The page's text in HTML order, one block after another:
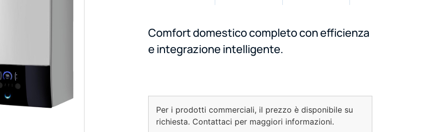
Comfort domestico completo con efficienza
e integrazione intelligente.
Per i prodotti commerciali, il prezzo è disponibile su
richiesta. Contattaci per maggiori informazioni.